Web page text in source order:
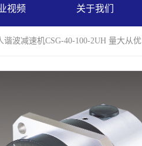
视频 关于我们
谐波减速机CSG-40-100-2UH 量大从优